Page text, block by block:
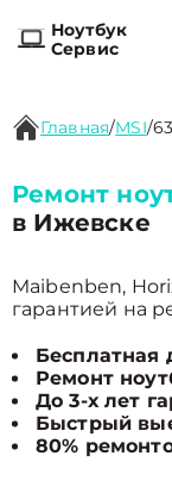
Ноутбук
Сервис
Главная/MSI/
Ремонт
в Ижевске
Maibenben,
гарантией на
Бесплатная
Ремонт
До 3-х лет
Быстрый
80%